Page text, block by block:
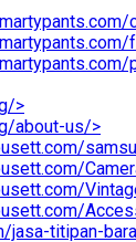
>
about-us/>
jasa-titipan-